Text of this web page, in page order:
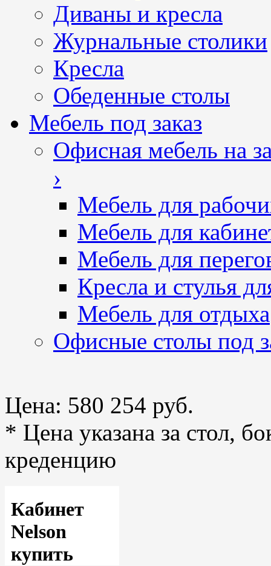
Диваны и кресла
Журнальные столики
Кресла
Обеденные столы
Мебель под заказ
Офисная мебель на
›
Мебель для
Мебель для
Мебель для
Кресла и стулья
Мебель для отдыха
Офисные столы под
Цена: 580 254 руб.
* Цена указана за стол,
креденцию
Кабинет
Nelson
купить